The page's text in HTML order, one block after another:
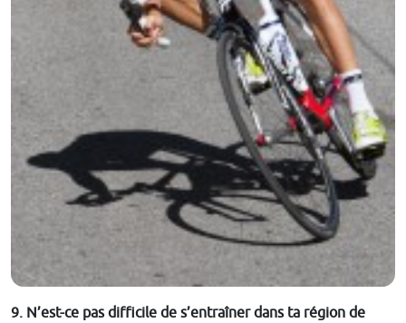
9. N’est-ce pas difficile de s’entraîner dans ta région de